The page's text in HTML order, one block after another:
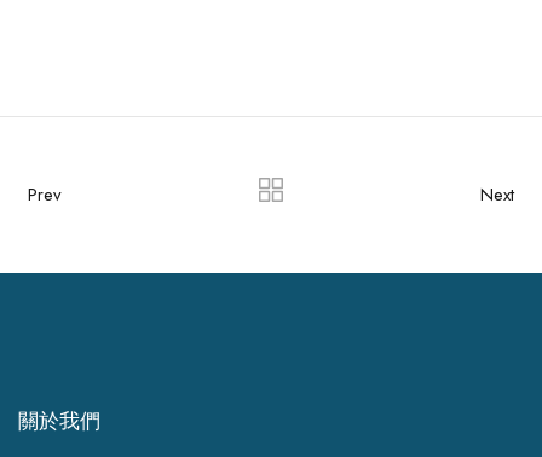
Prev Next
關於我們